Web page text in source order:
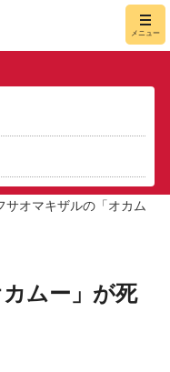
メニュー
サオマキザルの「オカム
ムー」が死